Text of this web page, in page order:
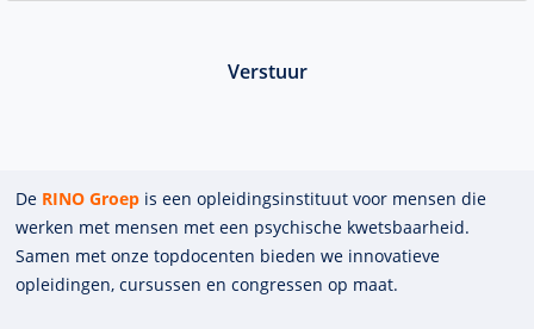
Verstuur
De RINO Groep is een opleidings­insti­tuut voor mensen die
werken met mensen met een psychische kwets­baar­heid.
Samen met onze top­docenten bieden we innova­tieve
opleidingen, cursussen en congres­sen op maat.